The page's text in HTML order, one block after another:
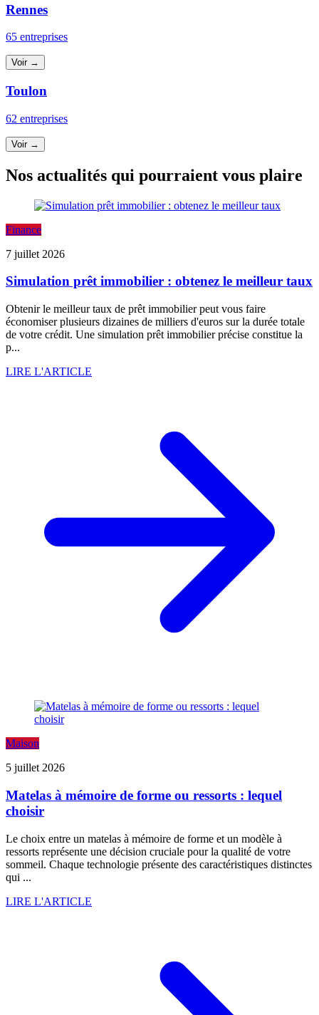
Rennes
65 entreprises
Voir →
Toulon
62 entreprises
Voir →
Nos actualités qui pourraient vous plaire
Finance
7 juillet 2026
Simulation prêt immobilier : obtenez le meilleur taux
Obtenir le meilleur taux de prêt immobilier peut vous faire
économiser plusieurs dizaines de milliers d'euros sur la durée totale
de votre crédit. Une simulation prêt immobilier précise constitue la
p...
LIRE L'ARTICLE
Maison
5 juillet 2026
Matelas à mémoire de forme ou ressorts : lequel
choisir
Le choix entre un matelas à mémoire de forme et un modèle à
ressorts représente une décision cruciale pour la qualité de votre
sommeil. Chaque technologie présente des caractéristiques distinctes
qui ...
LIRE L'ARTICLE